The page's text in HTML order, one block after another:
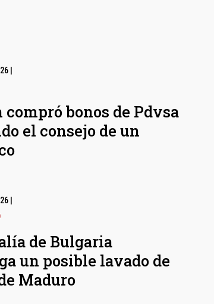
|
compró bonos de Pdvsa
el consejo de un
|
de Bulgaria
un posible lavado de
Maduro